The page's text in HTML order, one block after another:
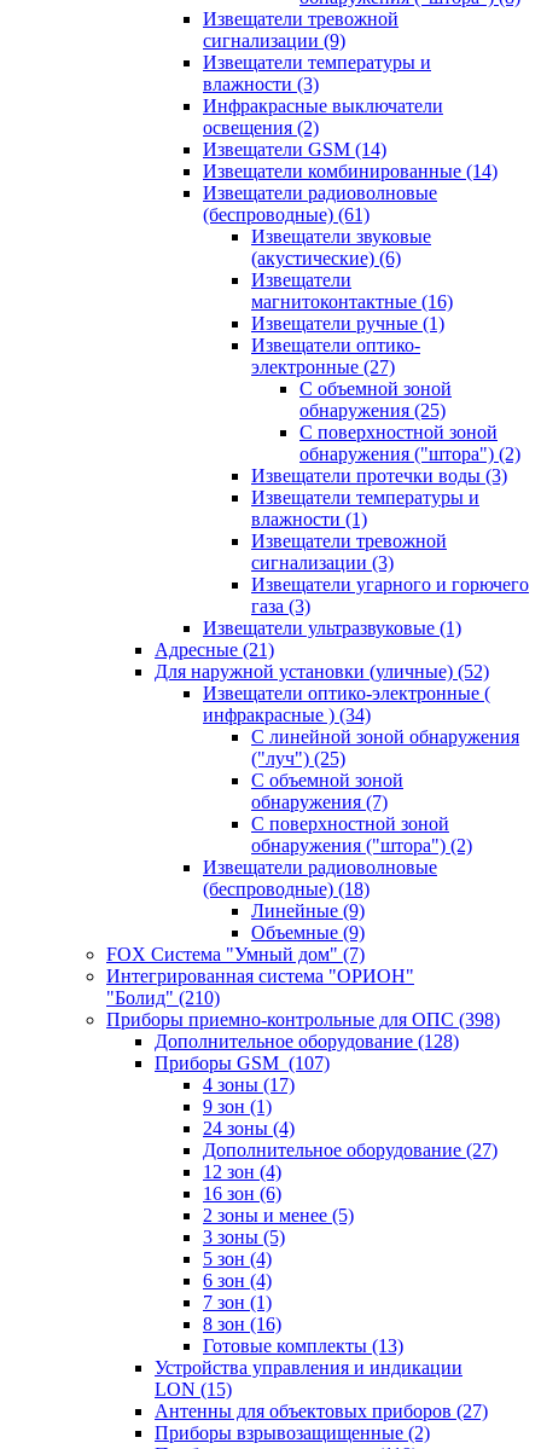
Извещатели тревожной
сигнализации (9)
Извещатели температуры и
влажности (3)
Инфракрасные выключатели
освещения (2)
Извещатели GSM (14)
Извещатели комбинированные (14)
Извещатели радиоволновые
(беспроводные) (61)
Извещатели звуковые
(акустические) (6)
Извещатели
магнитоконтактные (16)
Извещатели ручные (1)
Извещатели оптико-
электронные (27)
С объемной зоной
обнаружения (25)
С поверхностной зоной
обнаружения ("штора") (2)
Извещатели протечки воды (3)
Извещатели температуры и
влажности (1)
Извещатели тревожной
сигнализации (3)
Извещатели угарного и горючего
газа (3)
Извещатели ультразвуковые (1)
Адресные (21)
Для наружной установки (уличные) (52)
Извещатели оптико-электронные (
инфракрасные ) (34)
С линейной зоной обнаружения
("луч") (25)
С объемной зоной
обнаружения (7)
С поверхностной зоной
обнаружения ("штора") (2)
Извещатели радиоволновые
(беспроводные) (18)
Линейные (9)
Объемные (9)
FOX Система "Умный дом" (7)
Интегрированная система "ОРИОН"
"Болид" (210)
Приборы приемно-контрольные для ОПС (398)
Дополнительное оборудование (128)
Приборы GSM (107)
4 зоны (17)
9 зон (1)
24 зоны (4)
Дополнительное оборудование (27)
12 зон (4)
16 зон (6)
2 зоны и менее (5)
3 зоны (5)
5 зон (4)
6 зон (4)
7 зон (1)
8 зон (16)
Готовые комплекты (13)
Устройства управления и индикации
LON (15)
Антенны для объектовых приборов (27)
Приборы взрывозащищенные (2)